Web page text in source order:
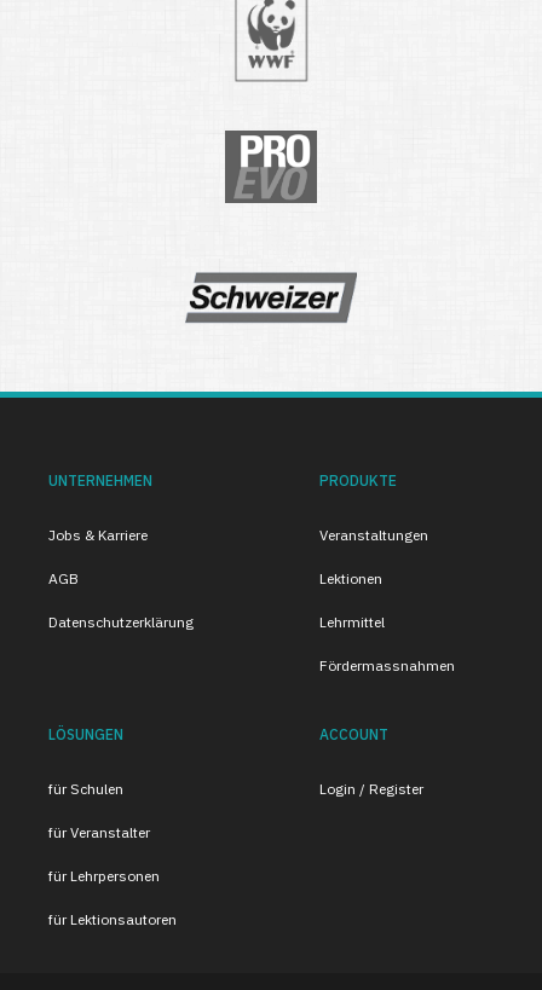
UNTERNEHMEN
Jobs & Karriere
AGB
Datenschutzerklärung
PRODUKTE
Veranstaltungen
Lektionen
Lehrmittel
Fördermassnahmen
LÖSUNGEN
für Schulen
für Veranstalter
für Lehrpersonen
für Lektionsautoren
ACCOUNT
Login / Register